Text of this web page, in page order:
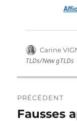
Auteur
Carine
TLDs/New gTLDs
de
PRÉCÉDENT
Publication
Fausses